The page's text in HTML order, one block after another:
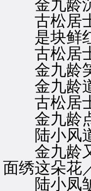
金九龄沉
古松居士
是块鲜红
古松居士
金九龄笑
金九龄道
古松居士
金九龄点
陆小风道
金九龄又
面绣这朵花
陆小凤皱